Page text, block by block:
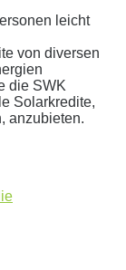
leicht
von diversen
die SWK
Solarkredite,
anzubieten.